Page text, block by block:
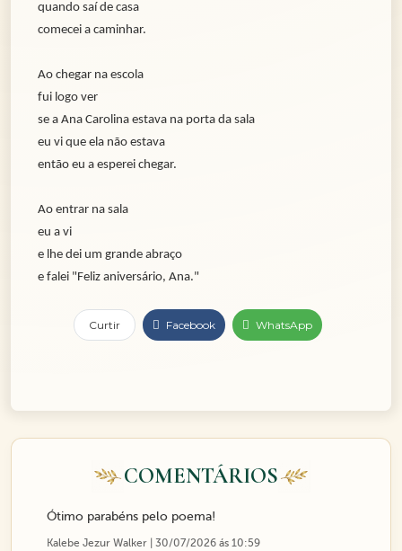
quando saí de casa
comecei a caminhar.
Ao chegar na escola
fui logo ver
se a Ana Carolina estava na porta da sala
eu vi que ela não estava
então eu a esperei chegar.
Ao entrar na sala
eu a vi
e lhe dei um grande abraço
e falei "Feliz aniversário, Ana."
Curtir Facebook WhatsApp
COMENTÁRIOS
Ótimo parabéns pelo poema!
Kalebe Jezur Walker | 30/07/2026 ás 10:59